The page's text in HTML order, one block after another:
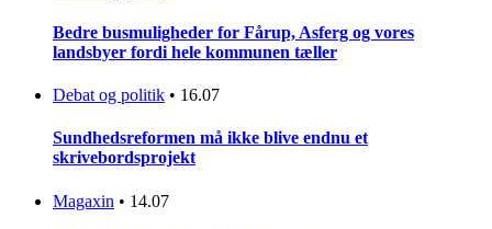
Bedre busmuligheder for Fårup, Asferg og vores
landsbyer fordi hele kommunen tæller
Debat og politik • 16.07
Sundhedsreformen må ikke blive endnu et
skrivebordsprojekt
Magaxin • 14.07